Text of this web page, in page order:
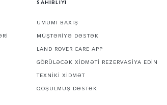
SAHİBLİYİ
ÜMUMI BAXIŞ
MÜŞTƏRİYƏ DƏSTƏK
LAND ROVER CARE APP
GÖRÜLƏCƏK XİDMƏTİ REZERVASİYA EDİN
TEXNİKİ XİDMƏT
QOŞULMUŞ DƏSTƏK